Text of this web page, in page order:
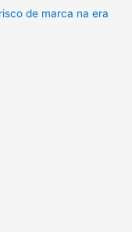
de marca na era